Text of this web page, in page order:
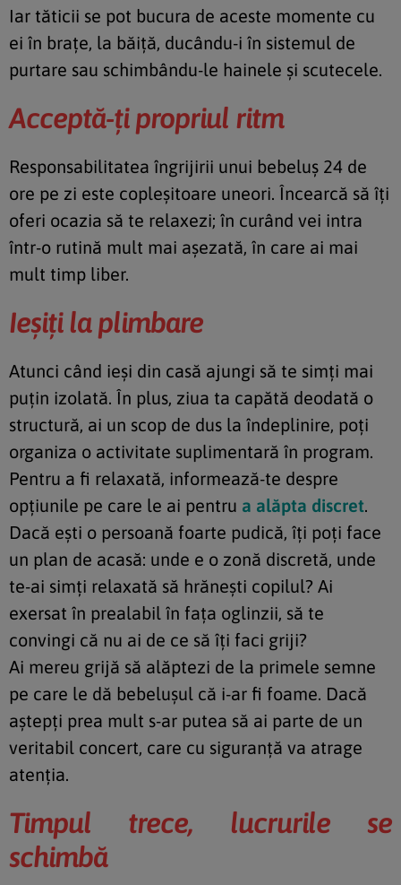
Iar tăticii se pot bucura de aceste momente cu
ei în braţe, la băiţă, ducându-i în sistemul de
purtare sau schimbându-le hainele şi scutecele.
Acceptă-ţi propriul ritm
Responsabilitatea îngrijirii unui bebeluş 24 de
ore pe zi este copleşitoare uneori. Încearcă să îţi
oferi ocazia să te relaxezi; în curând vei intra
într-o rutină mult mai aşezată, în care ai mai
mult timp liber.
Ieşiţi la plimbare
Atunci când ieşi din casă ajungi să te simţi mai
puţin izolată. În plus, ziua ta capătă deodată o
structură, ai un scop de dus la îndeplinire, poţi
organiza o activitate suplimentară în program.
Pentru a fi relaxată, informează-te despre
opţiunile pe care le ai pentru a alăpta discret.
Dacă eşti o persoană foarte pudică, îţi poţi face
un plan de acasă: unde e o zonă discretă, unde
te-ai simţi relaxată să hrăneşti copilul? Ai
exersat în prealabil în faţa oglinzii, să te
convingi că nu ai de ce să îţi faci griji?
Ai mereu grijă să alăptezi de la primele semne
pe care le dă bebeluşul că i-ar fi foame. Dacă
aştepţi prea mult s-ar putea să ai parte de un
veritabil concert, care cu siguranţă va atrage
atenţia.
Timpul trece, lucrurile se
schimbă